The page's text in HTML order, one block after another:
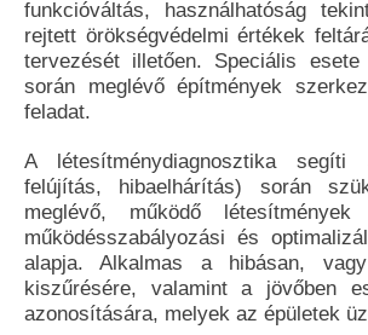
funkcióváltás, használhatóság
rejtett örökségvédelmi értékek
tervezését illetően. Speciális
során meglévő építmények
feladat.
A létesítménydiagnosztika segíti
felújítás, hibaelhárítás) során
meglévő, működő
működésszabályozási és
alapja. Alkalmas a hibásan,
kiszűrésére, valamint a jövőben
azonosítására, melyek az épületek